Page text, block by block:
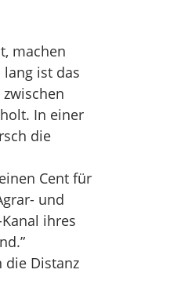
machen
ist das
In einer
die
Cent für
und
ihres
die Distanz